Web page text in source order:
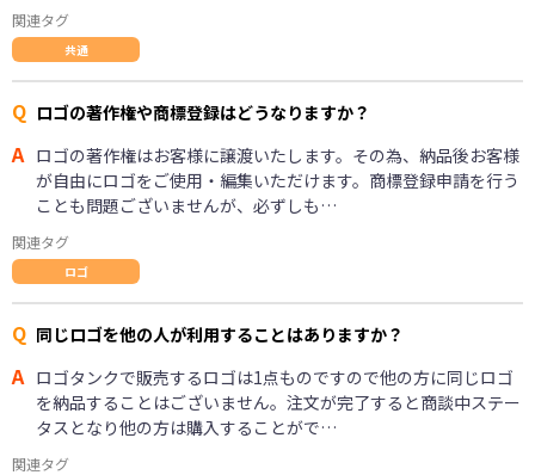
関連タグ
共通
Q ロゴの著作権や商標登録はどうなりますか？
A ロゴの著作権はお客様に譲渡いたします。その為、納品後お客様
が自由にロゴをご使用・編集いただけます。商標登録申請を行う
ことも問題ございませんが、必ずしも…
関連タグ
ロゴ
Q 同じロゴを他の人が利用することはありますか？
A ロゴタンクで販売するロゴは1点ものですので他の方に同じロゴ
を納品することはございません。注文が完了すると商談中ステー
タスとなり他の方は購入することがで…
関連タグ